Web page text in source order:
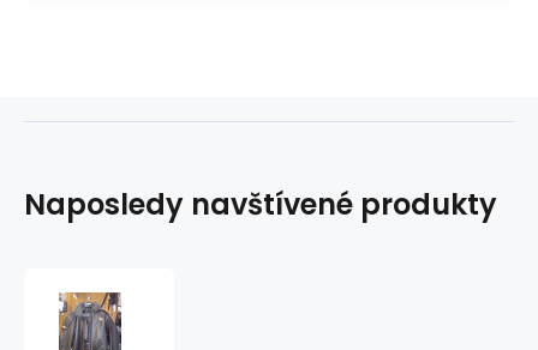
Naposledy navštívené produkty